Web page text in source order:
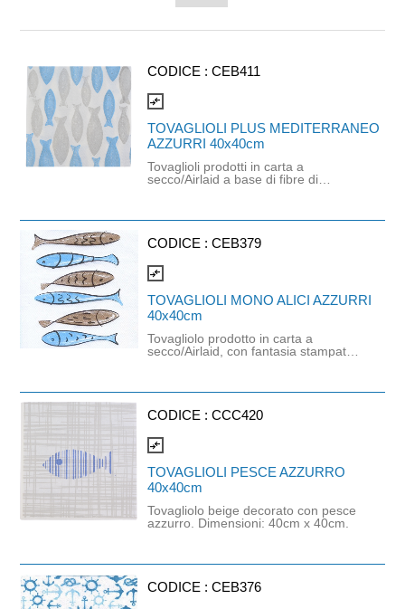
CODICE :CEB411
compare_arrows
TOVAGLIOLI PLUS MEDITERRANEO
AZZURRI 40x40cm
Tovaglioli prodotti in carta a
secco/Airlaid a base di fibre di
produzione aria al posto di acqua.
consistente con una straordinaria
piacevole al tatto. Prodotto certificato
PEFC e idoneo al contatto
alimentare. Dimensioni: 40cm x
40cm.
CODICE :CEB379
compare_arrows
TOVAGLIOLI MONO ALICI AZZURRI
40x40cm
Tovagliolo prodotto in carta a
secco/Airlaid, con fantasia stampata
provenienti da foreste certificate
standard di sostenibilità ambientale.
alimentare. Dimensioni: 40cm x
40cm.
CODICE :CCC420
compare_arrows
TOVAGLIOLI PESCE AZZURRO
40x40cm
Tovagliolo beige decorato con pesce
azzurro. Dimensioni: 40cm x 40cm.
CODICE :CEB376